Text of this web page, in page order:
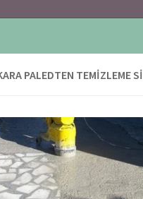
PALEDTEN TEMIZLEME